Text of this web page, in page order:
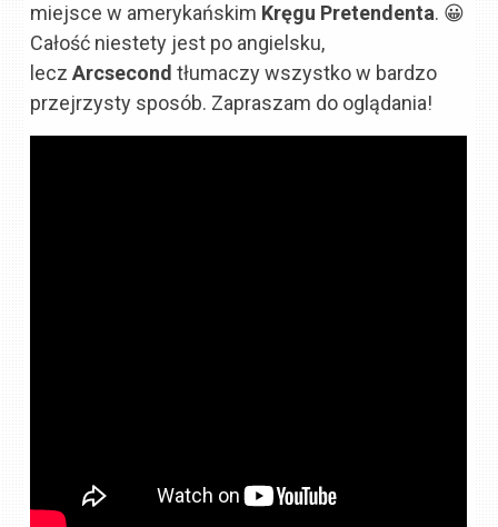
miejsce w amerykańskim Kręgu Pretendenta. 😀
Całość niestety jest po angielsku,
leczArcsecond tłumaczy wszystko w bardzo
przejrzysty sposób. Zapraszam do oglądania!